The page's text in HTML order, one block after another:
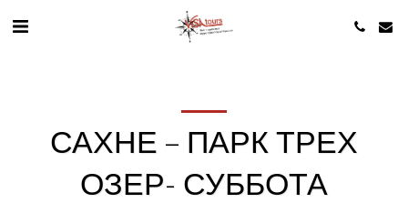
САХНЕ – ПАРК ТРЕХ
ОЗЕР- СУББОТА